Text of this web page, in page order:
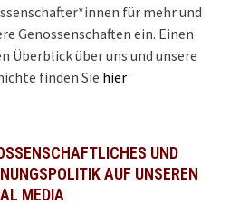
für mehr und
Genossenschaften ein. Einen
Überblick über uns und unsere
finden Sie hier
UND
AUF UNSEREN
MEDIA